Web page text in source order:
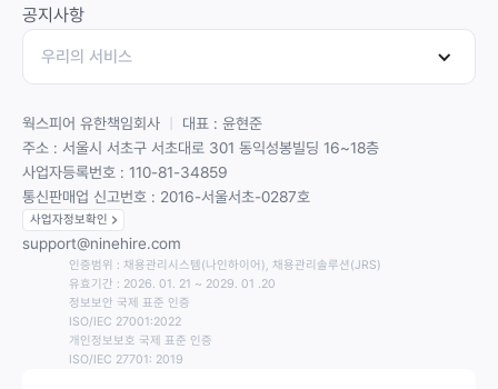
공지사항
우리의 서비스
웍스피어 유한책임회사
대표 : 윤현준
주소 : 서울시 서초구 서초대로 301 동익성봉빌딩 16~18층
사업자등록번호 : 110-81-34859
통신판매업 신고번호 : 2016-서울서초-0287호
사업자정보확인
support@ninehire.com
인증범위 : 채용관리시스템(나인하이어), 채용관리솔루션(JRS)
유효기간 : 2026. 01. 21 ~ 2029. 01 .20
정보보안 국제 표준 인증
ISO/IEC 27001:2022
개인정보보호 국제 표준 인증
ISO/IEC 27701: 2019